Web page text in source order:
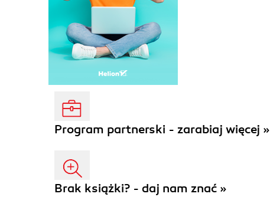
Program partnerski - zarabiaj więcej »
Brak książki? - daj nam znać »